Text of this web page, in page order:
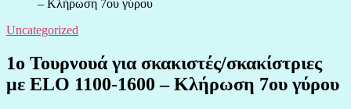
– Κλήρωση 7ου γύρου
Uncategorized
1ο Τουρνουά για σκακιστές/σκακίστριες
με ELO 1100-1600 – Κλήρωση 7ου γύρου